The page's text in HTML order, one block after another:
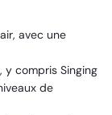
avec une
y compris Singing
de